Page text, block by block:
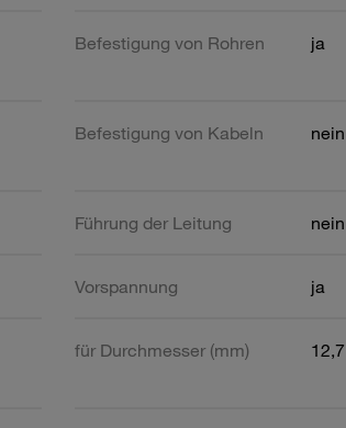
Befestigung von Rohren ja
Befestigung von Kabeln nein
Führung der Leitung nein
Vorspannung ja
für Durchmesser (mm) 12,7